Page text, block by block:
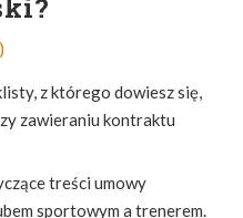
z którego dowiesz się,
zawieraniu kontraktu
treści umowy
sportowym a trenerem.